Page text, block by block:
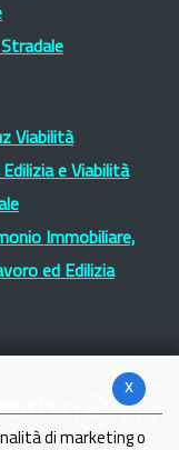
Viabilità
e Viabilità
Immobiliare,
ed Edilizia
su:
x
di marketing o